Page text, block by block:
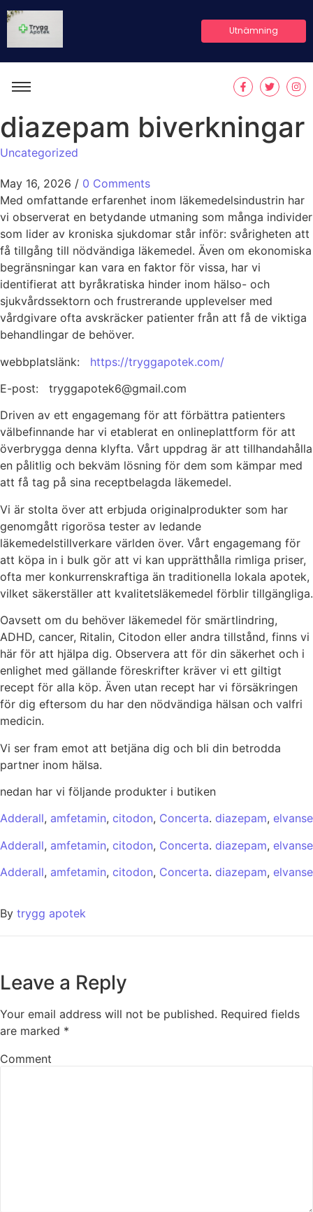
Utnämning
diazepam biverkningar
Uncategorized
May 16, 2026 / 0 Comments
Med omfattande erfarenhet inom läkemedelsindustrin har
vi observerat en betydande utmaning som många individer
som lider av kroniska sjukdomar står inför: svårigheten att
få tillgång till nödvändiga läkemedel. Även om ekonomiska
begränsningar kan vara en faktor för vissa, har vi
identifierat att byråkratiska hinder inom hälso- och
sjukvårdssektorn och frustrerande upplevelser med
vårdgivare ofta avskräcker patienter från att få de viktiga
behandlingar de behöver.
webbplatslänk: https://tryggapotek.com/
E-post: tryggapotek6@gmail.com
Driven av ett engagemang för att förbättra patienters
välbefinnande har vi etablerat en onlineplattform för att
överbrygga denna klyfta. Vårt uppdrag är att tillhandahålla
en pålitlig och bekväm lösning för dem som kämpar med
att få tag på sina receptbelagda läkemedel.
Vi är stolta över att erbjuda originalprodukter som har
genomgått rigorösa tester av ledande
läkemedelstillverkare världen över. Vårt engagemang för
att köpa in i bulk gör att vi kan upprätthålla rimliga priser,
ofta mer konkurrenskraftiga än traditionella lokala apotek,
vilket säkerställer att kvalitetsläkemedel förblir tillgängliga.
Oavsett om du behöver läkemedel för smärtlindring,
ADHD, cancer, Ritalin, Citodon eller andra tillstånd, finns vi
här för att hjälpa dig. Observera att för din säkerhet och i
enlighet med gällande föreskrifter kräver vi ett giltigt
recept för alla köp. Även utan recept har vi försäkringen
för dig eftersom du har den nödvändiga hälsan och valfri
medicin.
Vi ser fram emot att betjäna dig och bli din betrodda
partner inom hälsa.
nedan har vi följande produkter i butiken
Adderall, amfetamin, citodon, Concerta. diazepam, elvanse
Adderall, amfetamin, citodon, Concerta. diazepam, elvanse
Adderall, amfetamin, citodon, Concerta. diazepam, elvanse
By trygg apotek
Leave a Reply
Your email address will not be published. Required fields
are marked *
Comment